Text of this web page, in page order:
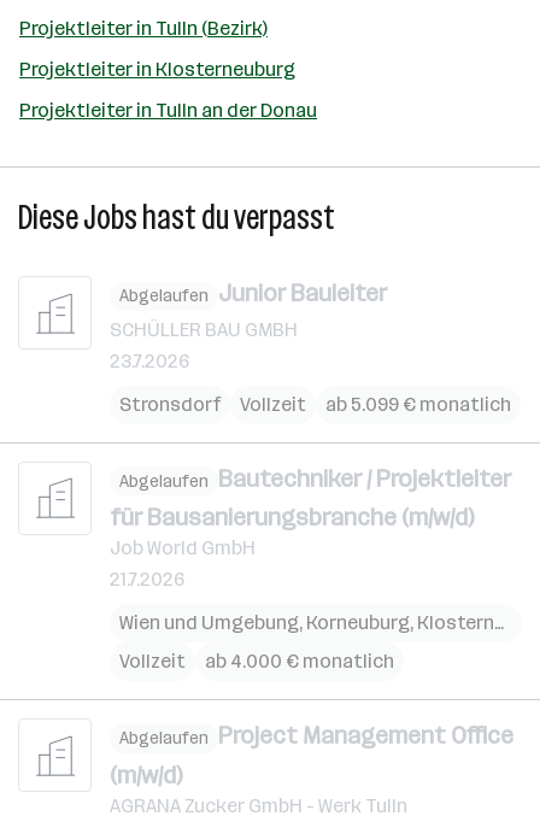
Projektleiter in Tulln (Bezirk)
Projektleiter in Klosterneuburg
Projektleiter in Tulln an der Donau
Diese Jobs hast du verpasst
Abgelaufen Junior Bauleiter
SCHÜLLER BAU GMBH
23.7.2026
Stronsdorf
Vollzeit ab 5.099 € monatlich
Abgelaufen Bautechniker / Projektleiter
für Bausanierungsbranche (m/w/d)
Job World GmbH
21.7.2026
Wien und Umgebung, Korneuburg, Klosterneuburg
Vollzeit
ab 4.000 € monatlich
Abgelaufen Project Management Office
(m/w/d)
AGRANA Zucker GmbH - Werk Tulln